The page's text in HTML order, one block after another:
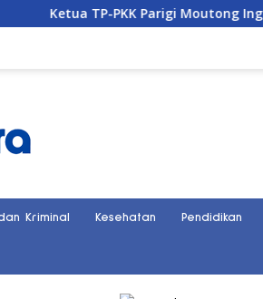
Parigi Moutong Ingatkan Risiko
Kriminal Kesehatan Pendidikan